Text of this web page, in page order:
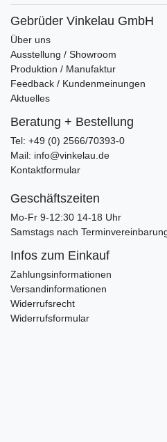
Gebrüder Vinkelau GmbH
Über uns
Ausstellung / Showroom
Produktion / Manufaktur
Feedback / Kundenmeinungen
Aktuelles
Beratung + Bestellung
Tel: +49 (0) 2566/70393-0
Mail: info@vinkelau.de
Kontaktformular
Geschäftszeiten
Mo-Fr 9-12:30 14-18 Uhr
Samstags nach
Infos zum Einkauf
Zahlungsinformationen
Versandinformationen
Widerrufsrecht
Widerrufsformular